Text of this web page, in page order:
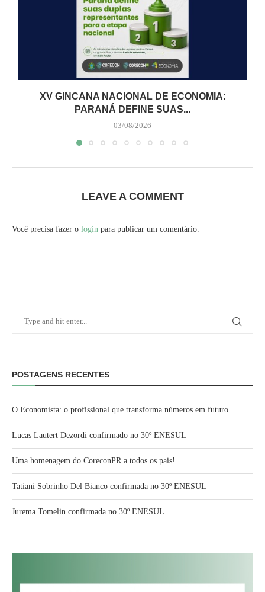
XV GINCANA NACIONAL DE ECONOMIA:
PARANÁ DEFINE SUAS...
03/08/2026
LEAVE A COMMENT
Você precisa fazer o login para publicar um comentário.
POSTAGENS RECENTES
O Economista: o profissional que transforma números em futuro
Lucas Lautert Dezordi confirmado no 30º ENESUL
Uma homenagem do CoreconPR a todos os pais!
Tatiani Sobrinho Del Bianco confirmada no 30º ENESUL
Jurema Tomelin confirmada no 30º ENESUL